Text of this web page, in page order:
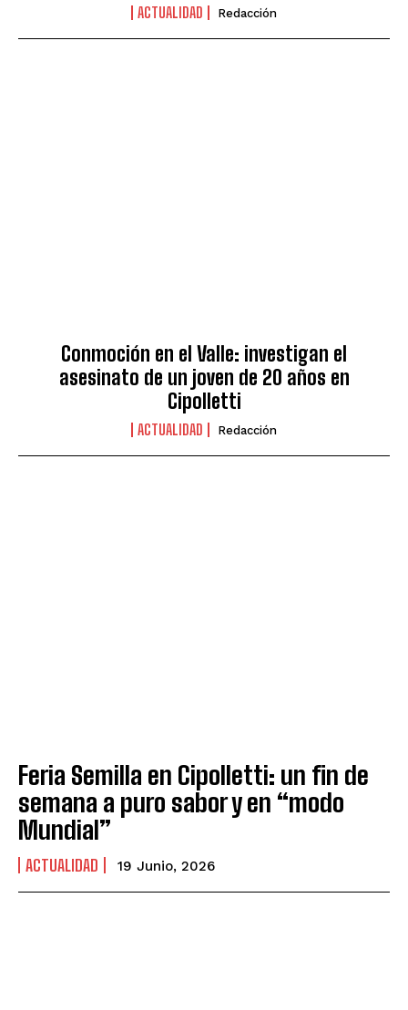
ACTUALIDAD Redacción
Conmoción en el Valle: investigan el
asesinato de un joven de 20 años en
Cipolletti
ACTUALIDAD Redacción
Feria Semilla en Cipolletti: un fin de
semana a puro sabor y en “modo
Mundial”
ACTUALIDAD 19 Junio, 2026